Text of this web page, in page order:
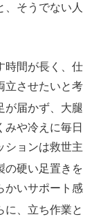
、そうでない人
時間が長く、仕
立させたいと考
が届かず、大腿
や冷えに毎日
ションは救世主
の硬い足置きを
かいサポート感
に、立ち作業と